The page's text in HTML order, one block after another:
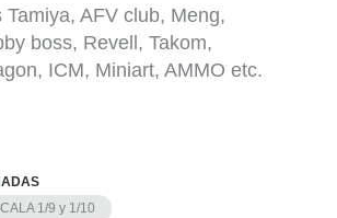
AFV club, Meng,
boss, Revell, Takom,
ICM, Miniart, AMMO etc.
1/9 y 1/10